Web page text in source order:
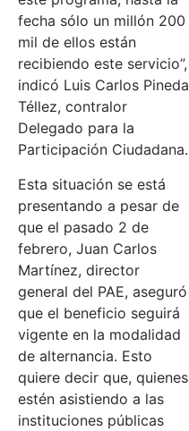
fecha sólo un millón 200
mil de ellos están
recibiendo este servicio”,
indicó Luis Carlos Pineda
Téllez, contralor
Delegado para la
Participación Ciudadana.
Esta situación se está
presentando a pesar de
que el pasado 2 de
febrero, Juan Carlos
Martínez, director
general del PAE, aseguró
que el beneficio seguirá
vigente en la modalidad
de alternancia. Esto
quiere decir que, quienes
estén asistiendo a las
instituciones públicas